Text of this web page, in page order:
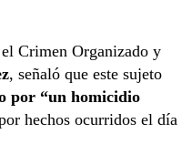
Crimen Organizado y
, señaló que este sujeto
por “un homicidio
hechos ocurridos el día